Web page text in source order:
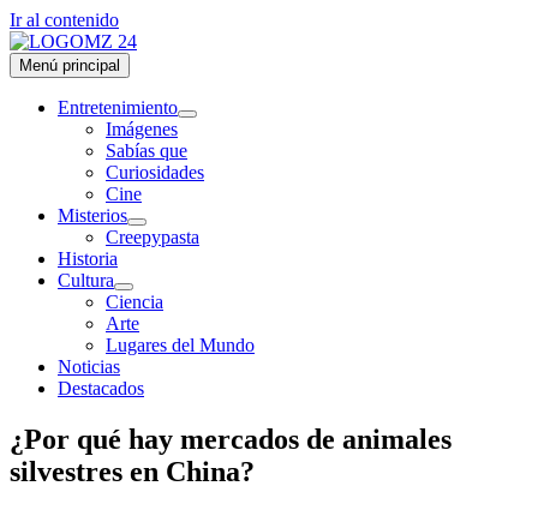
Ir al contenido
Menú principal
Entretenimiento
Imágenes
Sabías que
Curiosidades
Cine
Misterios
Creepypasta
Historia
Cultura
Ciencia
Arte
Lugares del Mundo
Noticias
Destacados
¿Por qué hay mercados de animales
silvestres en China?